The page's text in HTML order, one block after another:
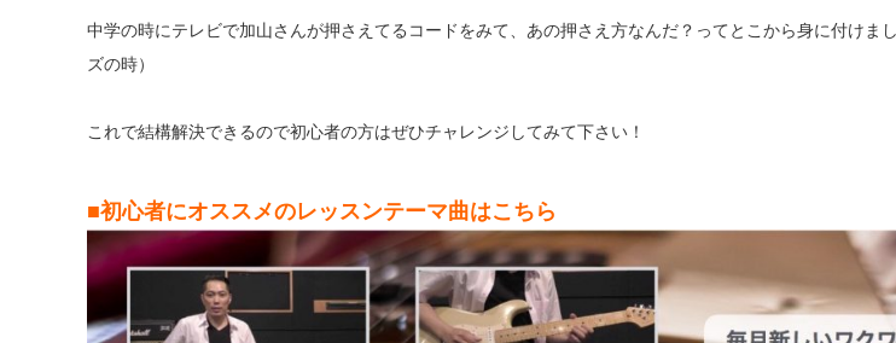
中学の時にテレビで加山さんが押さえてるコードをみて、あの押さえ方なんだ？ってとこから身に付けま
ズの時）
これで結構解決できるので初心者の方はぜひチャレンジしてみて下さい！
■初心者にオススメのレッスンテーマ曲はこちら